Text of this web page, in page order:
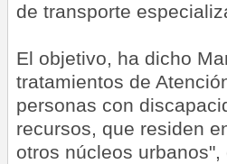
de transporte
El objetivo, ha dicho
tratamientos de
personas con
recursos, que residen
otros núcleos